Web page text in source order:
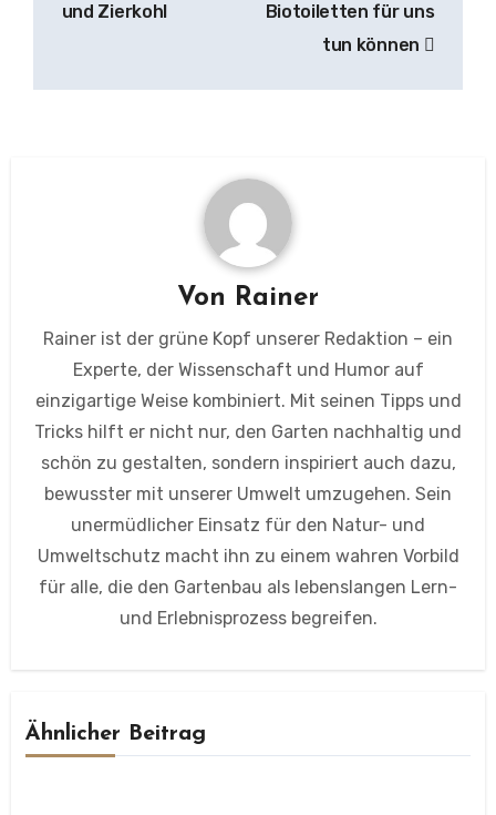
und Zierkohl
Biotoiletten für uns
tun können
Von Rainer
Rainer ist der grüne Kopf unserer Redaktion – ein
Experte, der Wissenschaft und Humor auf
einzigartige Weise kombiniert. Mit seinen Tipps und
Tricks hilft er nicht nur, den Garten nachhaltig und
schön zu gestalten, sondern inspiriert auch dazu,
bewusster mit unserer Umwelt umzugehen. Sein
unermüdlicher Einsatz für den Natur- und
Umweltschutz macht ihn zu einem wahren Vorbild
für alle, die den Gartenbau als lebenslangen Lern-
und Erlebnisprozess begreifen.
Ähnlicher Beitrag